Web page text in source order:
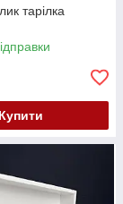
тарілка
Купити